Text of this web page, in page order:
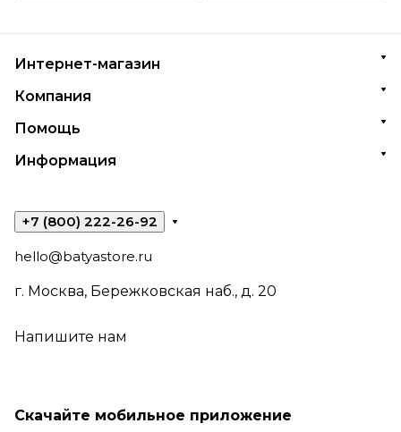
Интернет-магазин
Компания
Помощь
Информация
+7 (800) 222-26-92
hello@batyastore.ru
г. Москва, Бережковская наб., д. 20
Напишите нам
Скачайте мобильное приложение